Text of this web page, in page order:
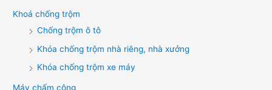
Khoá chống trộm
Chống trộm ô tô
Khóa chống trộm nhà riêng, nhà xưởng
Khóa chống trộm xe máy
Máy chấm công